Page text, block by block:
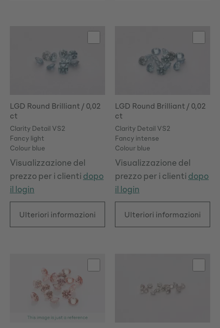
LGD Round Brilliant / 0,02
ct
Clarity Detail VS2
Fancy light
Colour blue
Visualizzazione del
prezzo per i clienti dopo
il login
Ulteriori informazioni
LGD Round Brilliant / 0,02
ct
Clarity Detail VS2
Fancy intense
Colour blue
Visualizzazione del
prezzo per i clienti dopo
il login
Ulteriori informazioni